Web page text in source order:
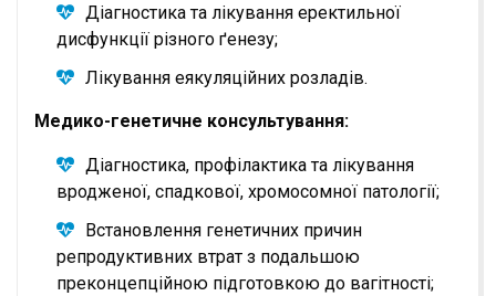
Діагностика та лікування еректильної
дисфункції різного ґенезу;
Лікування еякуляційних розладів.
Медико-генетичне консультування:
Діагностика, профілактика та лікування
вродженої, спадкової, хромосомної патології;
Встановлення генетичних причин
репродуктивних втрат з подальшою
преконцепційною підготовкою до вагітності;